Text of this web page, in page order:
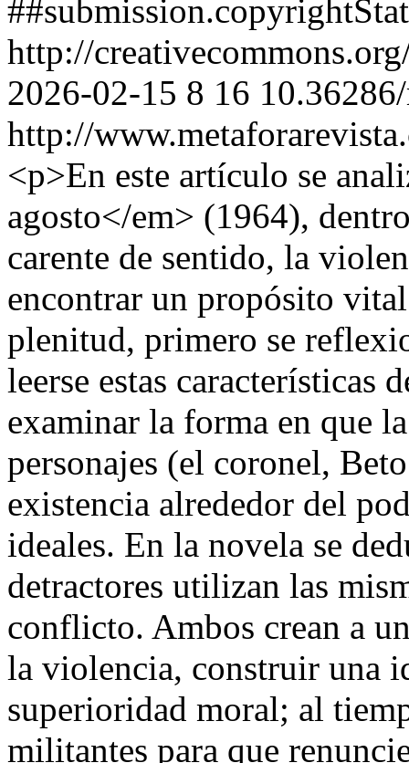
http://
2026-02-15 8 16
http://
<p>En este artículo se
agosto</em> (1964),
carente de sentido, la
encontrar un propósito
plenitud, primero se
leerse estas características
examinar la forma en que
personajes (el coronel,
existencia alrededor del
ideales. En la novela se
detractores utilizan las
conflicto. Ambos crean a
la violencia, construir una
superioridad moral; al
militantes para que